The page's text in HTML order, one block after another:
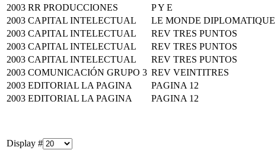
Display #
2003 RR PRODUCCIONES P Y E
2003 CAPITAL INTELECTUAL LE MONDE DIPLOMATIQUE
2003 CAPITAL INTELECTUAL REV TRES PUNTOS
2003 CAPITAL INTELECTUAL REV TRES PUNTOS
2003 CAPITAL INTELECTUAL REV TRES PUNTOS
2003 COMUNICACIÓN GRUPO 3 REV VEINTITRES
2003 EDITORIAL LA PAGINA PAGINA 12
2003 EDITORIAL LA PAGINA PAGINA 12